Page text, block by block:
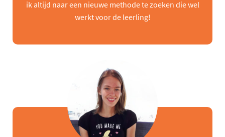
ik altijd naar een nieuwe methode te zoeken die wel
werkt voor de leerling!